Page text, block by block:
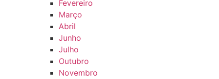
Fevereiro
Março
Abril
Junho
Julho
Outubro
Novembro